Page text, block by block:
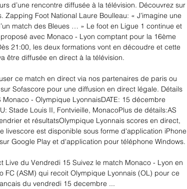
d’une rencontre diffusée à la télévision. Découvrez sur
Foot National Laure Boulleau: « J’imagine une
match des Bleues … » Le foot en Ligue 1 continue et
avec Monaco - Lyon comptant pour la 16ème
21:00, les deux formations vont en découdre et cette
être diffusée en direct à la télévision.
ce match en direct via nos partenaires de paris ou
Sofascore pour une diffusion en direct légale. Détails
- Olympique LyonnaisDATE: 15 décembre
Stade Louis II, Fontvieille, MonacoPlus de détails:AS
et résultatsOlympique Lyonnais scores en direct,
livescore est disponible sous forme d'application iPhone
Google Play et d'application pour téléphone Windows.
Live du Vendredi 15 Suivez le match Monaco - Lyon en
FC (ASM) qui recoit Olympique Lyonnais (OL) pour ce
du vendredi 15 decembre ...